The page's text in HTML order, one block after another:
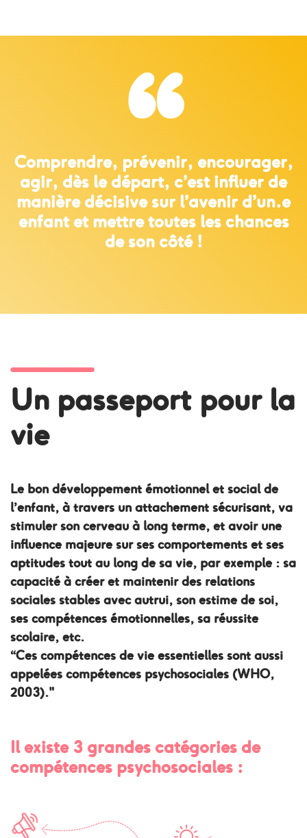
“
Comprendre, prévenir, encourager,
agir, dès le départ, c’est influer de
manière décisive sur l’avenir d’un.e
enfant et mettre toutes les chances
de son côté !
―――
Un passeport pour la
vie
Le bon développement émotionnel et social de
l’enfant, à travers un attachement sécurisant, va
stimuler son cerveau à long terme, et avoir une
influence majeure sur ses comportements et ses
aptitudes tout au long de sa vie, par exemple : sa
capacité à créer et maintenir des relations
sociales stables avec autrui, son estime de soi,
ses compétences émotionnelles, sa réussite
scolaire, etc.
“Ces compétences de vie essentielles sont aussi
appelées compétences psychosociales (WHO,
2003)."
Il existe 3 grandes catégories de
compétences psychosociales :